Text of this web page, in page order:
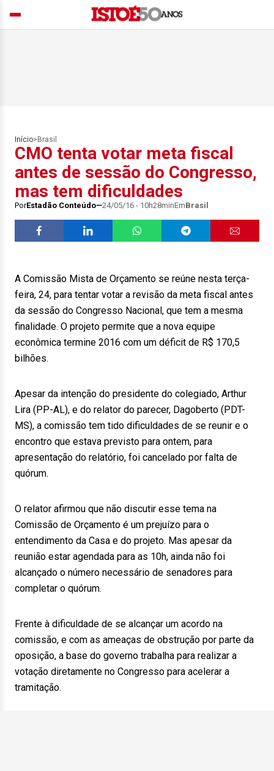
Início> Brasil
CMO tenta votar meta fiscal
antes de sessão do Congresso,
mas tem dificuldades
PorEstadão Conteúdo 24/05/16 - 10h28minEmBrasil
A Comissão Mista de Orçamento se reúne nesta terça-
feira, 24, para tentar votar a revisão da meta fiscal antes
da sessão do Congresso Nacional, que tem a mesma
finalidade. O projeto permite que a nova equipe
econômica termine 2016 com um déficit de R$ 170,5
bilhões.
Apesar da intenção do presidente do colegiado, Arthur
Lira (PP-AL), e do relator do parecer, Dagoberto (PDT-
MS), a comissão tem tido dificuldades de se reunir e o
encontro que estava previsto para ontem, para
apresentação do relatório, foi cancelado por falta de
quórum.
O relator afirmou que não discutir esse tema na
Comissão de Orçamento é um prejuízo para o
entendimento da Casa e do projeto. Mas apesar da
reunião estar agendada para as 10h, ainda não foi
alcançado o número necessário de senadores para
completar o quórum.
Frente à dificuldade de se alcançar um acordo na
comissão, e com as ameaças de obstrução por parte da
oposição, a base do governo trabalha para realizar a
votação diretamente no Congresso para acelerar a
tramitação.